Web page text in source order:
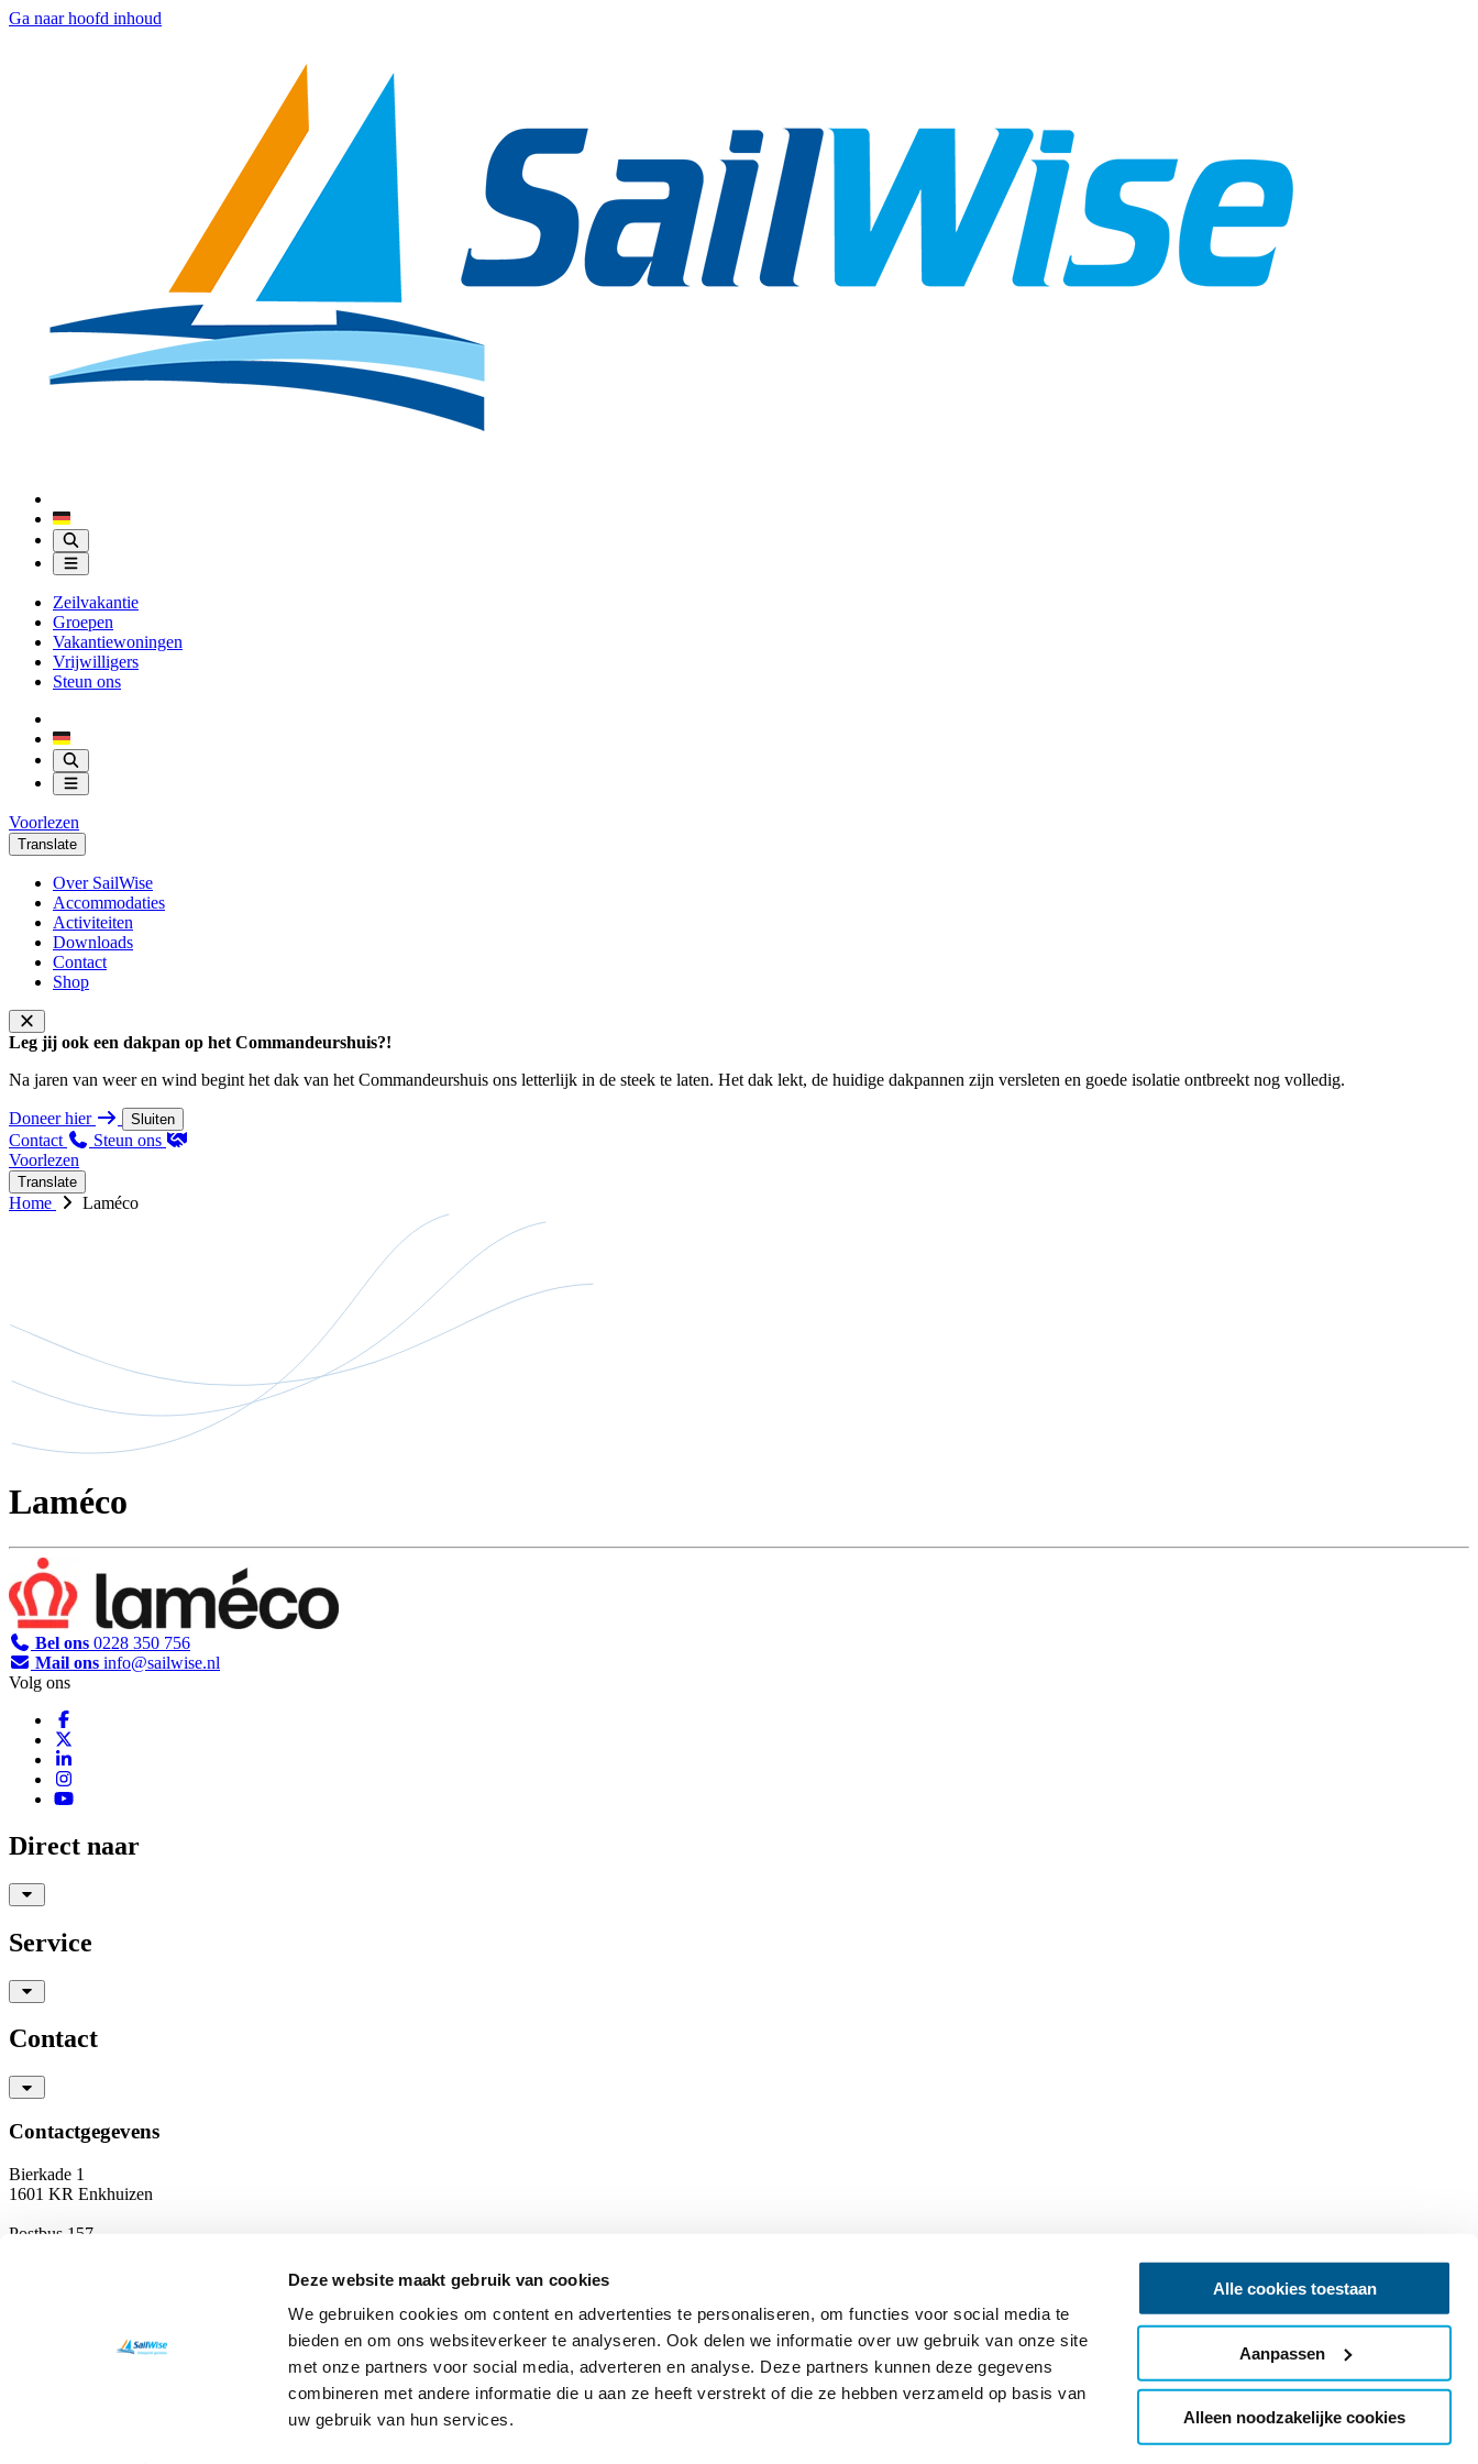
Deze website maakt gebruik van cookies
We gebruiken cookies om content en advertenties te personaliseren, om functies voor social media te
bieden en om ons websiteverkeer te analyseren. Ook delen we informatie over uw gebruik van onze site
met onze partners voor social media, adverteren en analyse. Deze partners kunnen deze gegevens
combineren met andere informatie die u aan ze heeft verstrekt of die ze hebben verzameld op basis van
uw gebruik van hun services.
Alle cookies toestaan
Aanpassen
Alleen noodzakelijke cookies
Ga naar hoofd inhoud
Zeilvakantie
Groepen
Vakantiewoningen
Vrijwilligers
Steun ons
Voorlezen
Translate
Over SailWise
Accommodaties
Activiteiten
Downloads
Contact
Shop
Leg jij ook een dakpan op het Commandeurshuis?!
Na jaren van weer en wind begint het dak van het Commandeurshuis ons letterlijk in de steek te laten. Het dak lekt, de huidige dakpannen zijn versleten en goede isolatie ontbreekt nog volledig.
Doneer hier Sluiten
Contact
Steun ons
Voorlezen
Translate
Home Laméco
Laméco
Bel ons 0228 350 756
Mail ons info@sailwise.nl
Volg ons
Direct naar
Service
Contact
Contactgegevens
Bierkade 1
1601 KR Enkhuizen
Postbus 157
RSIN: 8042 17 488